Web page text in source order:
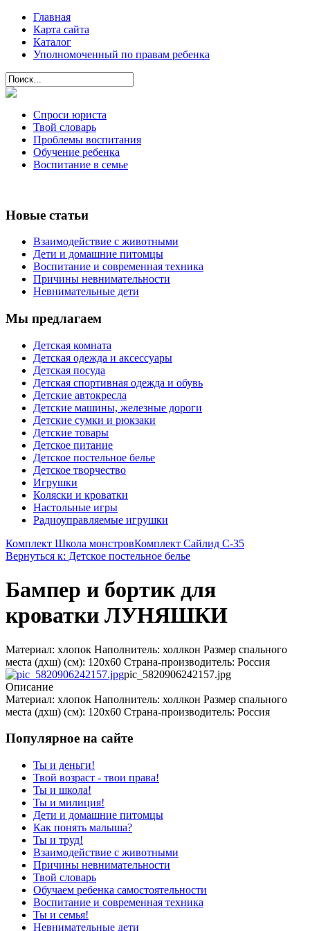
Главная
Карта сайта
Каталог
Уполномоченный по правам ребенка
Спроси юриста
Твой словарь
Проблемы воспитания
Обучение ребенка
Воспитание в семье
Новые статьи
Взаимодействие с животными
Дети и домашние питомцы
Воспитание и современная техника
Причины невнимательности
Невнимательные дети
Мы предлагаем
Детская комната
Детская одежда и аксессуары
Детская посуда
Детская спортивная одежда и обувь
Детские автокресла
Детские машины, железные дороги
Детские сумки и рюкзаки
Детские товары
Детское питание
Детское постельное белье
Детское творчество
Игрушки
Коляски и кроватки
Настольные игры
Радиоуправляемые игрушки
Комплект Школа монстровКомплект Сайлид С-35
Вернуться к: Детское постельное белье
Бампер и бортик для
кроватки ЛУНЯШКИ
Материал: хлопок Наполнитель: холлкон Размер спального
места (дхш) (см): 120х60 Страна-производитель: Россия
pic_5820906242157.jpg
Описание
Материал: хлопок Наполнитель: холлкон Размер спального
места (дхш) (см): 120х60 Страна-производитель: Россия
Популярное на сайте
Ты и деньги!
Твой возраст - твои права!
Ты и школа!
Ты и милиция!
Дети и домашние питомцы
Как понять малыша?
Ты и труд!
Взаимодействие с животными
Причины невнимательности
Твой словарь
Обучаем ребенка самостоятельности
Воспитание и современная техника
Ты и семья!
Невнимательные дети